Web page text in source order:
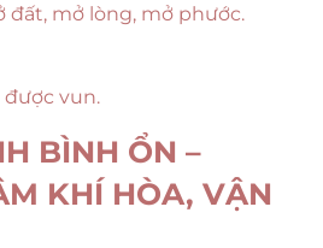
đất, mở lòng, mở phước.
vun.
BÌNH ỔN –
KHÍ HÒA, VẬN